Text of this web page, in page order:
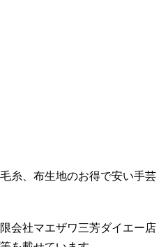
糸、布生地のお得で安い手芸
会社マエザワ三芳ダイエー店